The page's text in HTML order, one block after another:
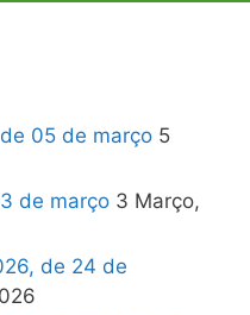
05 de março 5
de março 3 Março,
de 24 de